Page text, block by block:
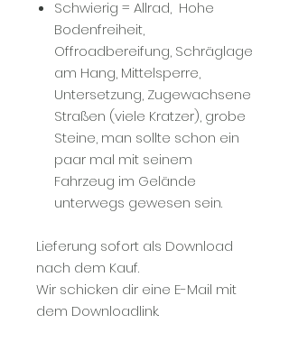
Schwierig = Allrad, Hohe
Bodenfreiheit,
Offroadbereifung, Schräglage
am Hang, Mittelsperre,
Untersetzung, Zugewachsene
Straßen (viele Kratzer), grobe
Steine, man sollte schon ein
paar mal mit seinem
Fahrzeug im Gelände
unterwegs gewesen sein.
Lieferung sofort als Download
nach dem Kauf.
Wir schicken dir eine E-Mail mit
dem Downloadlink.